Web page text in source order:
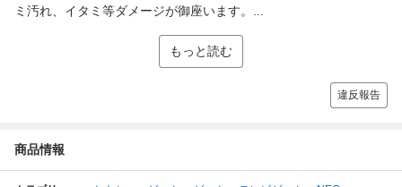
ミ汚れ、イタミ等ダメージが御座います。...
もっと読む
違反報告
商品情報